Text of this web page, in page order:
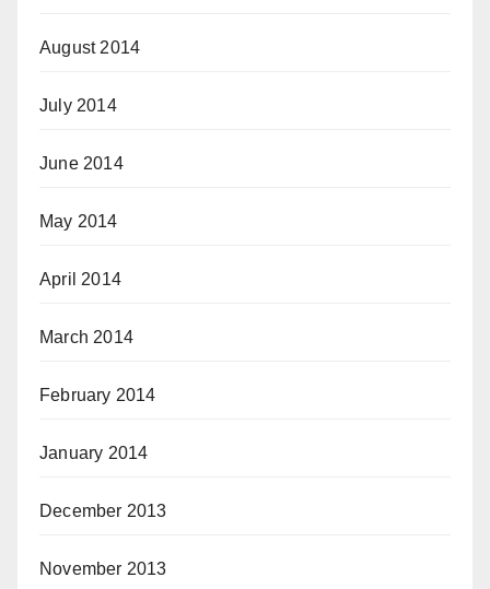
August 2014
July 2014
June 2014
May 2014
April 2014
March 2014
February 2014
January 2014
December 2013
November 2013